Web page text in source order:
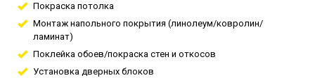
Покраска потолка
Монтаж напольного покрытия (линолеум/ковролин/
ламинат)
Поклейка обоев/покраска стен и откосов
Установка дверных блоков